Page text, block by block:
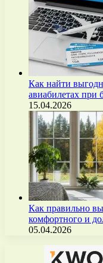
Как найти
авиабилетах
15.04.2026
Как правильно
комфортного и
05.04.2026